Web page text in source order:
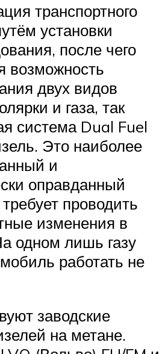
транспортного
установки
после чего
возможность
двух видов
и газа, так
система Dual Fuel
Это наиболее
и
оправданный
проводить
изменения в
одном лишь газу
работать не
заводские
на метане.